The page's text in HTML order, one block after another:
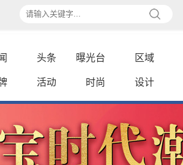
头条 曝光台 区域
活动 时尚 设计